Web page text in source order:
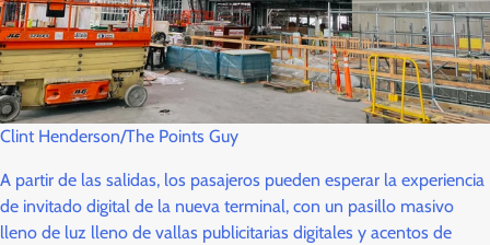
Clint Henderson/The Points Guy
A partir de las salidas, los pasajeros pueden esperar la experiencia
de invitado digital de la nueva terminal, con un pasillo masivo
lleno de luz lleno de vallas publicitarias digitales y acentos de